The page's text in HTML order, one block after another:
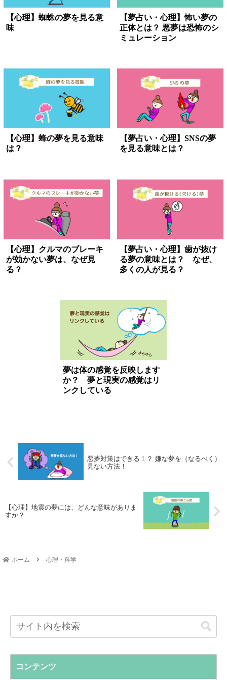
【心理】蜘蛛の夢を見る意
味
【夢占い・心理】怖い夢の
正体とは？ 悪夢は恐怖のシ
ミュレーション
【心理】蜂の夢を見る意味
は？
【夢占い・心理】SNSの夢
を見る意味とは？
【心理】クルマのブレーキ
が効かない夢は、なぜ見
る？
【夢占い・心理】歯が抜け
る夢の意味とは？ なぜ、
多くの人が見る？
夢は体の感覚を反映します
か？ 夢と現実の感覚はリ
ンクしている
悪夢対策はできる！？ 嫌な夢を（なるべく）
見ない方法！
【心理】地震の夢には、どんな意味がありま
すか？
ホーム 心理・科学
コンテンツ